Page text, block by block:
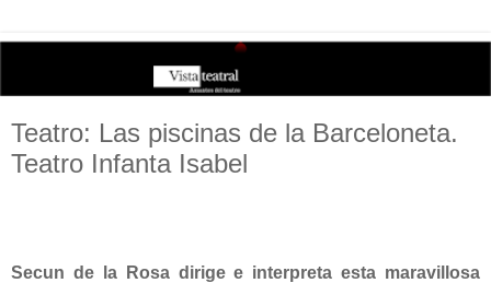
Teatro: Las piscinas de la Barceloneta.
Teatro Infanta Isabel
Secun de la Rosadirige e interpreta esta maravillosa